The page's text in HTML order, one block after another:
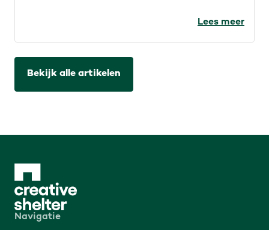
auteursrechten voor de IT-sector. Wat werd er
Lees meer
Bekijk alle artikelen
Navigatie